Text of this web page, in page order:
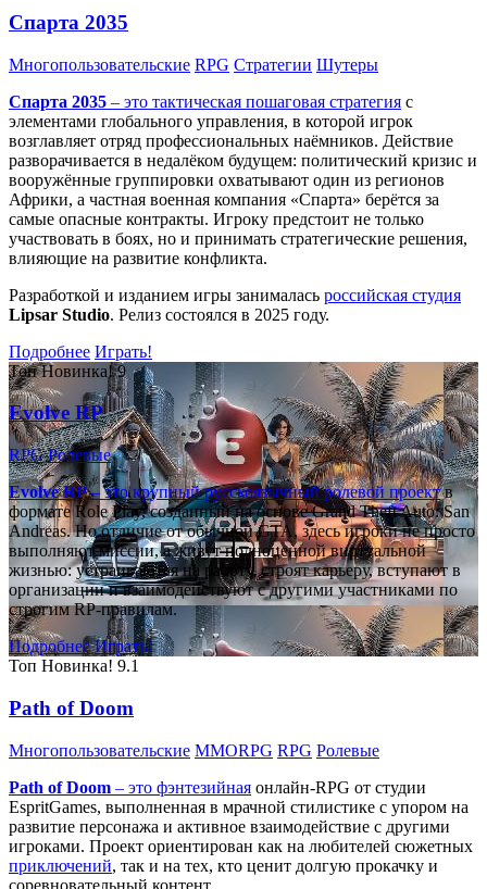
Спарта 2035
Многопользовательские RPG Стратегии Шутеры
Спарта 2035 – это тактическая пошаговая стратегия с
элементами глобального управления, в которой игрок
возглавляет отряд профессиональных наёмников. Действие
разворачивается в недалёком будущем: политический кризис и
вооружённые группировки охватывают один из регионов
Африки, а частная военная компания «Спарта» берётся за
самые опасные контракты. Игроку предстоит не только
участвовать в боях, но и принимать стратегические решения,
влияющие на развитие конфликта.
Разработкой и изданием игры занималась российская студия
Lipsar Studio. Релиз состоялся в 2025 году.
Подробнее Играть!
Топ Новинка! 9
Evolve RP
RPG Ролевые
Evolve RP– это крупный русскоязычныйролевой проектв
формате Role Play, созданный на основе Grand Theft Auto: San
Andreas. Но отличие от обычной GTA, здесь игроки не просто
выполняют миссии, а живут полноценной виртуальной
жизнью: устраиваются на работу, строят карьеру, вступают в
организации и взаимодействуют с другими участниками по
строгим RP-правилам.
Подробнее Играть!
Топ Новинка! 9.1
Path of Doom
Многопользовательские MMORPG RPG Ролевые
Path of Doom – это фэнтезийная онлайн-RPG от студии
EspritGames, выполненная в мрачной стилистике с упором на
развитие персонажа и активное взаимодействие с другими
игроками. Проект ориентирован как на любителей сюжетных
приключений, так и на тех, кто ценит долгую прокачку и
соревновательный контент.